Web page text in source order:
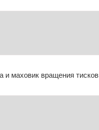
и маховик вращения тисков